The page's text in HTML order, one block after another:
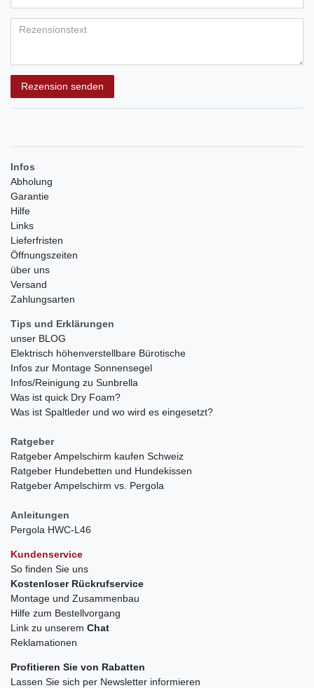
Bewertungssternen
Bewertungssternen
Bewertungssternen
Bewertungssternen
Bewertungssternen
(optional)
Rezension senden
Infos
Abholung
Garantie
Hilfe
Links
Lieferfristen
Öffnungszeiten
über uns
Versand
Zahlungsarten
Tips und Erklärungen
unser BLOG
Elektrisch höhenverstellbare Bürotische
Infos zur Montage Sonnensegel
Infos/Reinigung zu Sunbrella
Was ist quick Dry Foam?
Was ist Spaltleder und wo wird es eingesetzt?
Ratgeber
Ratgeber Ampelschirm kaufen Schweiz
Ratgeber Hundebetten und Hundekissen
Ratgeber Ampelschirm vs. Pergola
Anleitungen
Pergola HWC-L46
Kundenservice
So finden Sie uns
Kostenloser Rückrufservice
Montage und Zusammenbau
Hilfe zum Bestellvorgang
Link zu unserem Chat
Reklamationen
Profitieren Sie von Rabatten
Lassen Sie sich per Newsletter informieren